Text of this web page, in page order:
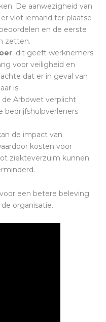
De aanwezigheid van
vlot iemand ter plaatse
en de eerste
zetten.
: dit geeft werknemers
voor veiligheid en
dat er in geval van
is.
de Arbowet verplicht
bedrijfshulpverleners
de impact van
kosten voor
ziekteverzuim kunnen
een betere beleving
organisatie.